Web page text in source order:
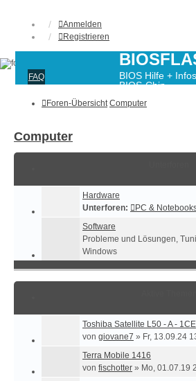
Anmelden
Registrieren
BIOS Hilfe +
BIOS-Chip-
FAQ
Foren-Übersicht Computer
Computer
Hardware
Unterforen:
PC &
Software
Probleme und Lösungen,
Windows
Toshiba Satellite L50 - A -
von giovane7 » Fr, 13.09.24
Terra Mobile 1416
von fischotter » Mo, 01.07.19